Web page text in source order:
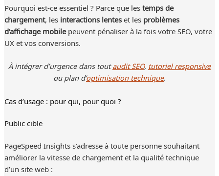
Pourquoi est-ce essentiel ? Parce que lestemps de
chargement, lesinteractions lenteset lesproblèmes
d’affichage mobilepeuvent pénaliser à la fois votre SEO, votre
UX et vos conversions.
À intégrer d’urgence dans toutaudit SEO, tutoriel responsive
ou plan d’optimisation technique.
Cas d’usage : pour qui, pour quoi ?
Public cible
PageSpeed Insights s’adresse à toute personne souhaitant
améliorer la vitesse de chargement et la qualité technique
d’un site web :